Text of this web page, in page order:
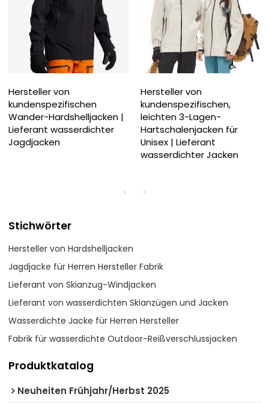
Hersteller von
kundenspezifischen
Wander-Hardshelljacken |
Lieferant wasserdichter
Jagdjacken
Hersteller von
kundenspezifischen,
leichten 3-Lagen-
Hartschalenjacken für
Unisex | Lieferant
wasserdichter Jacken
Stichwörter
Hersteller von Hardshelljacken
Jagdjacke für Herren Hersteller Fabrik
Lieferant von Skianzug-Windjacken
Lieferant von wasserdichten Skianzügen und Jacken
Wasserdichte Jacke für Herren Hersteller
Fabrik für wasserdichte Outdoor-Reißverschlussjacken
Produktkatalog
Neuheiten Frühjahr/Herbst 2025